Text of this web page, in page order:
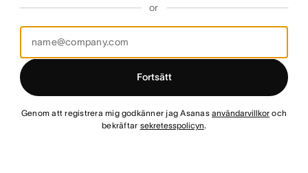
or
Fortsätt
Genom att registrera mig godkänner jag Asanasanvändarvillkor och
bekräftar sekretesspolicyn.